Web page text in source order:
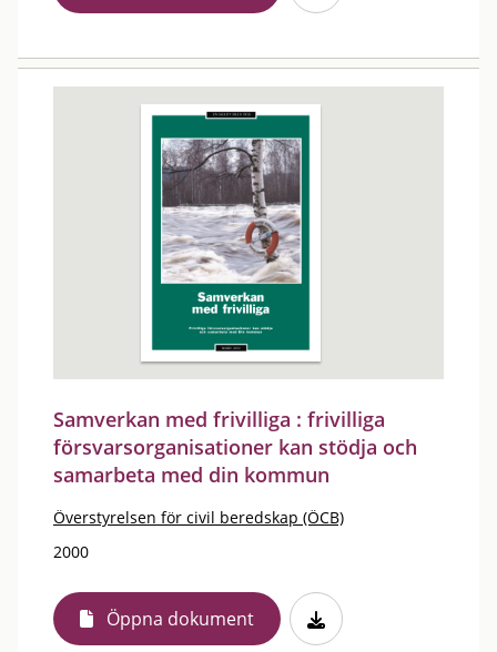
Samverkan med frivilliga : frivilliga
försvarsorganisationer kan stödja och
samarbeta med din kommun
Överstyrelsen för civil beredskap (ÖCB)
2000
Öppna dokument